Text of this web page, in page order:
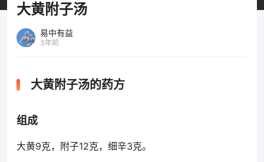
大黄附子汤
易中有益
3年前
大黄附子汤的药方
组成
大黄9克，附子12克，细辛3克。